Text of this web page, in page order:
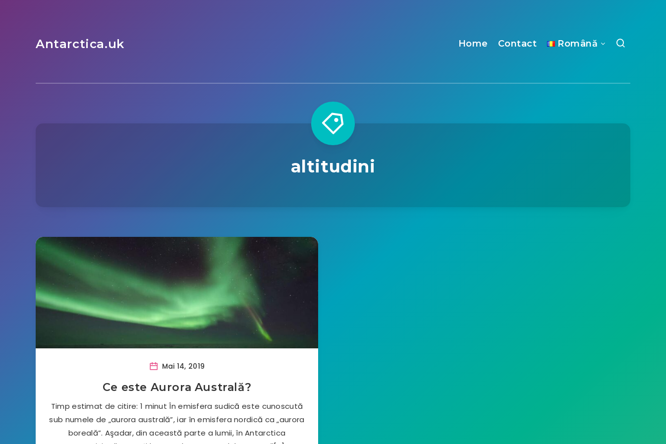
Antarctica.uk Home Contact Română
altitudini
Mai 14, 2019
Ce este Aurora Australă?
Timp estimat de citire: 1 minut În emisfera sudică este cunoscută
sub numele de „aurora australă”, iar în emisfera nordică ca „aurora
boreală”. Aşadar, din această parte a lumii, în Antarctica